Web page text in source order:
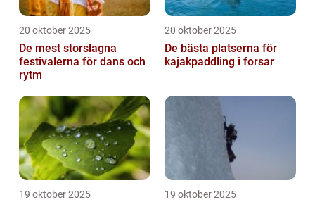
20 oktober 2025
De mest storslagna
festivalerna för dans och
rytm
20 oktober 2025
De bästa platserna för
kajakpaddling i forsar
19 oktober 2025 19 oktober 2025